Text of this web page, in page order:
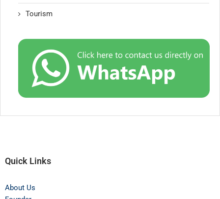
Tourism
Quick Links
About Us